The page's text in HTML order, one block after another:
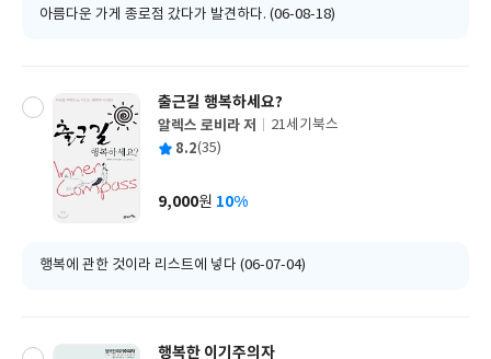
아름다운 가게 종로점 갔다가 발견하다. (06-08-18)
출근길 행복하세요?
글
쓴
알렉스 로비라 저
출
사
21세기북스
평 8.2(35)
가
9,000원 10%
행복에 관한 것이라 리스트에 넣다 (06-07-04)
행복한 이기주의자